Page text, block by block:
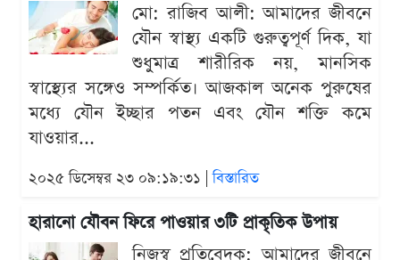
মো: রাজিব আলী: আমাদের জীবনে
যৌন স্বাস্থ্য একটি গুরুত্বপূর্ণ দিক, যা
শুধুমাত্র শারীরিক নয়, মানসিক
স্বাস্থ্যের সঙ্গেও সম্পর্কিত। আজকাল অনেক পুরুষের
মধ্যে যৌন ইচ্ছার পতন এবং যৌন শক্তি কমে
যাওয়ার...
২০২৫ ডিসেম্বর ২৩ ০৯:১৯:৩১ |বিস্তারিত
হারানো যৌবন ফিরে পাওয়ার ৩টি প্রাকৃতিক উপায়